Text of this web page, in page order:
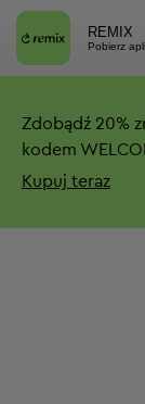
REMIX
Pobierz
Zdobądź 20%
kodem
Kupuj teraz